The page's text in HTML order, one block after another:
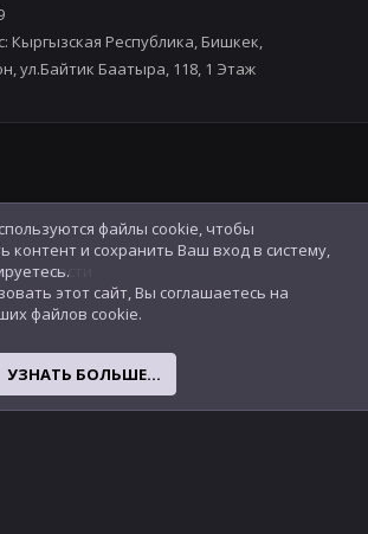
Кыргызская Республика, Бишкек,
ул.Байтик Баатыра, 118, 1 Этаж
файлы cookie, чтобы
контент и сохранить Ваш вход в систему,
этот сайт, Вы соглашаетесь на
файлов cookie.
УЗНАТЬ БОЛЬШЕ...